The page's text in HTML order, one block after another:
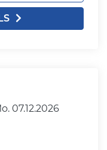
07.12.2026